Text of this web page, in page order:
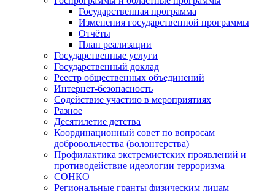
Государственная программа
Изменения государственной программы
Отчёты
План реализации
Государственные услуги
Государственный доклад
Реестр общественных объединений
Интернет-безопасность
Содействие участию в мероприятиях
Разное
Десятилетие детства
Координационный совет по вопросам
добровольчества (волонтерства)
Профилактика экстремистских проявлений и
противодействие идеологии терроризма
СОНКО
Региональные гранты физическим лицам